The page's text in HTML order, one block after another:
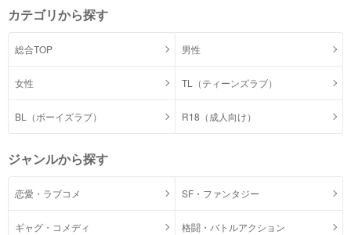
カテゴリから探す
総合TOP 男性
女性 TL（ティーンズラブ）
BL（ボーイズラブ） R18（成人向け）
ジャンルから探す
恋愛・ラブコメ SF・ファンタジー
ギャグ・コメディ 格闘・バトルアクション